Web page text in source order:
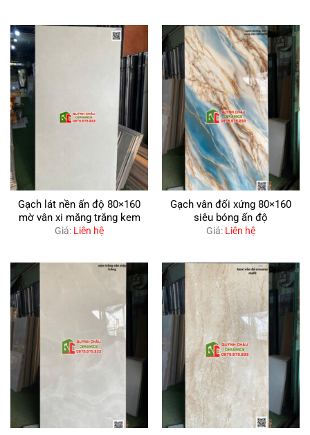
Gạch lát nền ấn độ 80×160
mờ vân xi măng trắng kem
Giá: Liên hệ
Gạch vân đối xứng 80×160
siêu bóng ấn độ
Giá: Liên hệ